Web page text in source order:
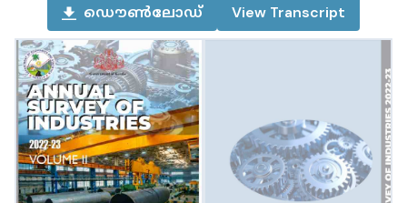
ഡൌൺലോഡ് View Transcript